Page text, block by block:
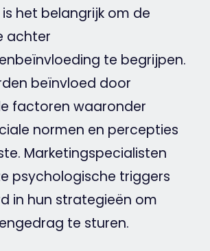
het belangrijk om de
achter
te begrijpen.
beïnvloed door
factoren waaronder
normen en percepties
Marketingspecialisten
psychologische triggers
in hun strategieën om
te sturen.